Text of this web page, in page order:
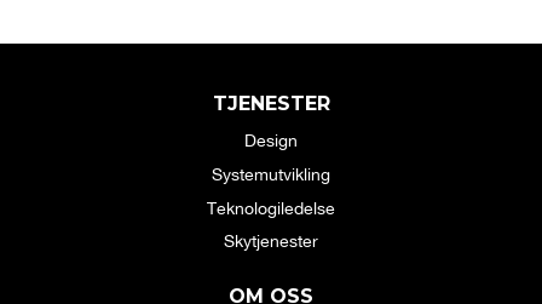
TJENESTER
Design
Systemutvikling
Teknologiledelse
Skytjenester
OM OSS